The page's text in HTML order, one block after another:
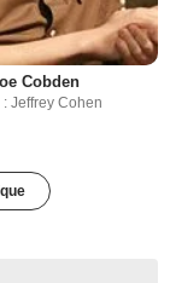
Cobden
: Jeffrey Cohen